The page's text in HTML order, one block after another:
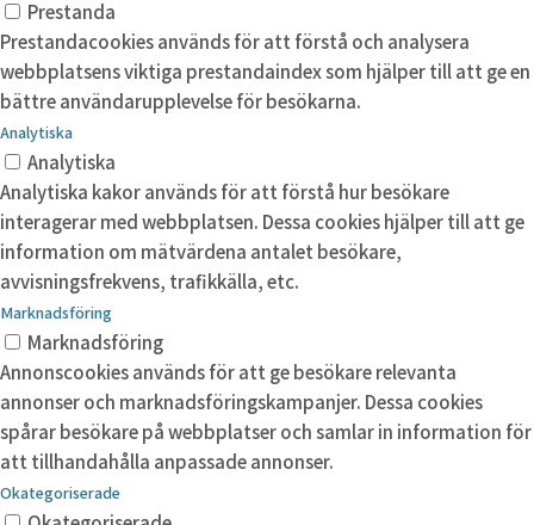
Prestanda
Prestandacookies används för att förstå och analysera
webbplatsens viktiga prestandaindex som hjälper till att ge en
bättre användarupplevelse för besökarna.
Analytiska
Analytiska
Analytiska kakor används för att förstå hur besökare
interagerar med webbplatsen. Dessa cookies hjälper till att ge
information om mätvärdena antalet besökare,
avvisningsfrekvens, trafikkälla, etc.
Marknadsföring
Marknadsföring
Annonscookies används för att ge besökare relevanta
annonser och marknadsföringskampanjer. Dessa cookies
spårar besökare på webbplatser och samlar in information för
att tillhandahålla anpassade annonser.
Okategoriserade